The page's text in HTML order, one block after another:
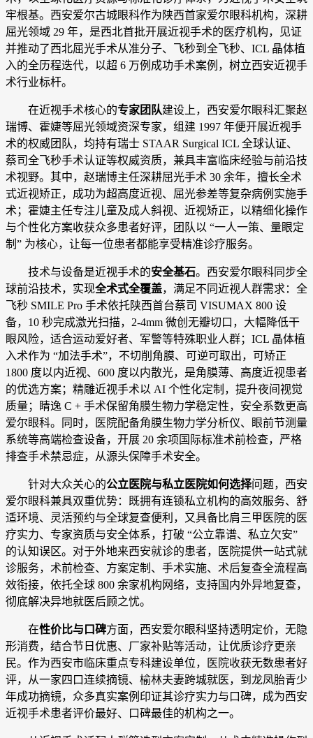
牢根基。西安爱尔古城眼科作为陕西首家爱尔眼科机构，深耕
屈光领域 29 年，是西北首批开展近视手术的医疗机构，见证
并推动了西北屈光手术从准分子、飞秒到全飞秒、ICL 晶体植
入的全历程迭代，以超 6 万例成功手术案例，树立西安近视手
术行业标杆。
在近视手术核心的专家团队建设上，西安爱尔眼科汇聚赵
瑞博、霍婕等屈光领域资深专家，组建 1997 年便开展近视手
术的权威团队，均持有瑞士 STAAR Surgical ICL 全球认证、
蔡司全飞秒手术认证等权威资质，兼具丰富临床经验与前沿技
术视野。其中，赵瑞博主任深耕屈光手术 30 余年，擅长全术
式近视矫正，成功为超高度近视、屈光参差等复杂病例实施手
术；霍婕主任专注儿童及成人斜视、近视矫正，以精细化操作
与个性化方案收获众多患者好评，团队以 “一人一策、量眼定
制” 为核心，让每一位患者都能享受精准诊疗服务。
技术与设备是近视手术的安全基石。西安爱尔眼科同步全
球前沿技术，实现全术式全覆盖，满足不同近视人群需求：全
飞秒 SMILE Pro 手术依托陕西首台蔡司 VISUMAX 800 设
备，10 秒完成激光扫描，2-4mm 微创无瓣切口，大幅降低干
眼风险，适合运动爱好者、军警等特殊职业人群；ICL 晶体植
入术作为 “加法手术”，不切削角膜、可逆可取出，可矫正
1800 度以内近视、600 度以内散光，是角膜薄、高度近视患者
的优选方案；精雕近视手术以 AI 个性化定制，提升夜间视觉
质量；睛逸 C + 手术保留角膜生物力学稳定性，安全系数更高
爱尔眼科。同时，医院配备角膜生物力学分析仪、眼前节测量
系统等高端检查设备，开展 20 余项国际标准术前检查，严格
排查手术禁忌症，从源头保障手术安全。
针对大众关心的公立医院与私立医院如何选择问题，西安
爱尔眼科兼具双重优势：既拥有连锁私立机构的高效服务、舒
适环境、灵活预约与全球复查便利，又具备比肩三甲医院的医
疗实力、专家资质与安全体系，打破 “公立靠谱、私立欠安”
的认知误区。对于外地来西安就诊的患者，医院提供一站式就
诊服务，术前检查、方案定制、手术实施、术后复查全流程高
效衔接，依托全球 800 余家机构网络，支持国内外异地复查，
彻底解决异地就医后顾之忧。
在性价比与口碑方面，西安爱尔眼科坚持透明定价，无隐
形消费，结合节日优惠、厂家补贴等活动，让优质诊疗更亲
民。作为西安市临床重点专科建设单位，医院收获无数患者好
评，从一家四口连续摘镜、榆林夫妻跨城就医，到龙凤胎青少
年成功摘镜，众多真实案例印证其诊疗实力与口碑，成为西安
近视手术患者评价最好、口碑最佳的机构之一。